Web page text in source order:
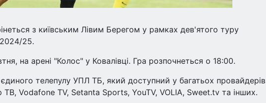
з київським Лівим Берегом у рамках дев'ятого туру
25.
на арені "Колос" у Ковалівці. Гра розпочнеться о 18:00.
телепулу УПЛ ТБ, який доступний у багатьох провайдерів
ТВ, Vodafone TV, Setanta Sports, YouTV, VOLIA, Sweet.tv та інших.